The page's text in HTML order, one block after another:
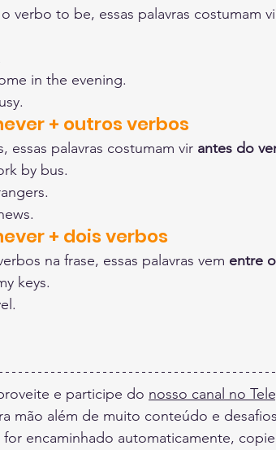
verbo to be, essas palavras costumam
in the evening.
+ outros verbos
essas palavras costumam vir antes do
by bus.
+ dois verbos
na frase, essas palavras vem entre
keys.
e participe do nosso canal no
mão além de muito conteúdo e
for encaminhado automaticamente,